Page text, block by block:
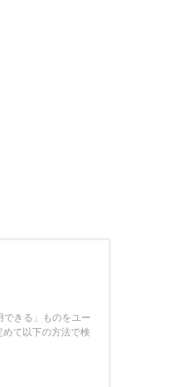
きる」ものをユー
て以下の方法で検